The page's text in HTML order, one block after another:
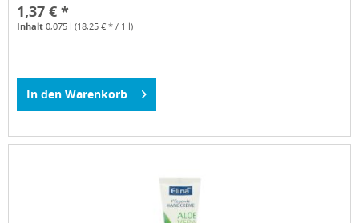
1,37 € *
Inhalt0,075 l(18,25 € * / 1 l)
In den Warenkorb